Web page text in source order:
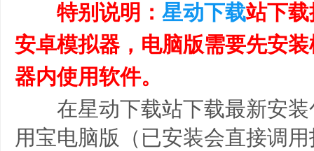
特别说明： 星动下载站下
安卓模拟器，电脑版需要先安
器内使用软件。
在星动下载站下载最新安装
用宝电脑版（已安装会直接调